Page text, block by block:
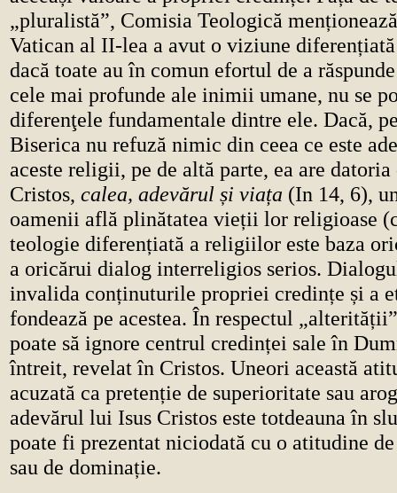
„pluralistă”, Comisia Teologică
Vatican al II-lea a avut o viziune
dacă toate au în comun efortul de a
cele mai profunde ale inimii umane, nu se
diferenţele fundamentale dintre ele. Dacă,
Biserica nu refuză nimic din ceea ce este
aceste religii, pe de altă parte, ea are
Cristos, calea, adevărul și viața (In 14, 6),
oamenii află plinătatea vieții lor religioase
teologie diferențiată a religiilor este baza
a oricărui dialog interreligios serios.
invalida conținuturile propriei credințe și a
fondează pe acestea. În respectul
poate să ignore centrul credinței sale în
întreit, revelat în Cristos. Uneori această
acuzată ca pretenție de superioritate sau
adevărul lui Isus Cristos este totdeauna în
poate fi prezentat niciodată cu o atitudine
sau de dominație.